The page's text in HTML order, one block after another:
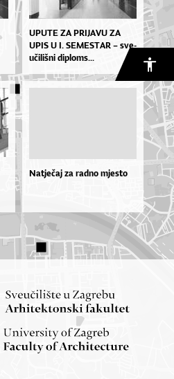
UPU­TE ZA PRI­JA­VU ZA
UPIS U I. SE­MES­TAR – sve­
u­či­liš­ni di­plo­ms...
Natječaj za radno mjesto